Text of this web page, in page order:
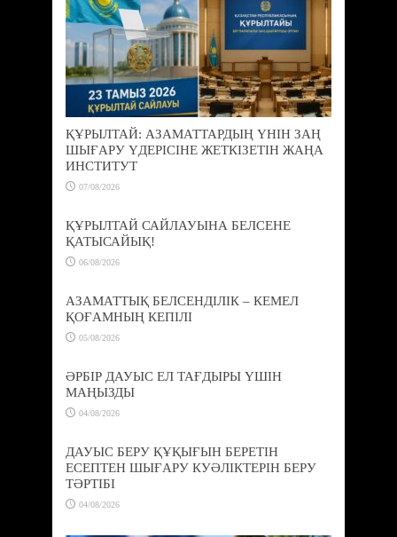
ҚҰРЫЛТАЙ: АЗАМАТТАРДЫҢ ҮНІН ЗАҢ
ШЫҒАРУ ҮДЕРІСІНЕ ЖЕТКІЗЕТІН ЖАҢА
ИНСТИТУТ
07/08/2026
ҚҰРЫЛТАЙ САЙЛАУЫНА БЕЛСЕНЕ
ҚАТЫСАЙЫҚ!
06/08/2026
АЗАМАТТЫҚ БЕЛСЕНДІЛІК – КЕМЕЛ
ҚОҒАМНЫҢ КЕПІЛІ
05/08/2026
ӘРБІР ДАУЫС ЕЛ ТАҒДЫРЫ ҮШІН
МАҢЫЗДЫ
04/08/2026
ДАУЫС БЕРУ ҚҰҚЫҒЫН БЕРЕТІН
ЕСЕПТЕН ШЫҒАРУ КУӘЛІКТЕРІН БЕРУ
ТӘРТІБІ
04/08/2026